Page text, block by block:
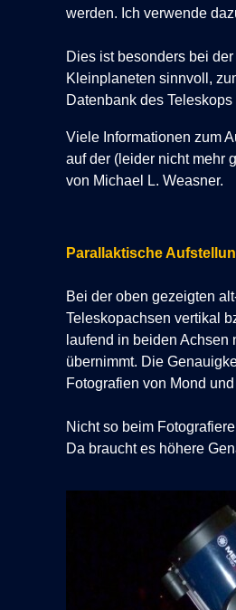
werden. Ich verwende
Dies ist besonders bei
Kleinplaneten sinnvoll,
Datenbank des Teleskops
Viele Informationen zum
auf der (leider nicht mehr
von Michael L. Weasner.
Parallaktische
Bei der oben gezeigten
Teleskopachsen vertikal
laufend in beiden
übernimmt. Die
Fotografien von Mond
Nicht so beim
Da braucht es höhere